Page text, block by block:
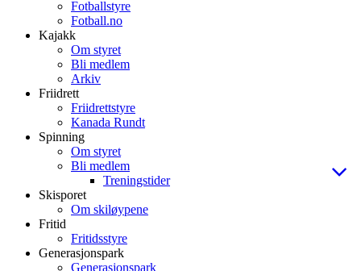
Fotballstyre
Fotball.no
Kajakk
Om styret
Bli medlem
Arkiv
Friidrett
Friidrettstyre
Kanada Rundt
Spinning
Om styret
Bli medlem
Treningstider
Skisporet
Om skiløypene
Fritid
Fritidsstyre
Generasjonspark
Generasjonspark